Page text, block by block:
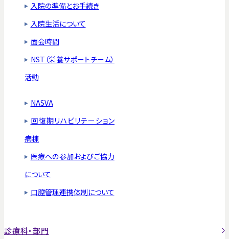
入院の準備とお手続き
入院生活について
面会時間
NST（栄養サポートチーム）
活動
NASVA
回復期リハビリテーション
病棟
医療への参加およびご協力
について
口腔管理連携体制について
診療科・部門